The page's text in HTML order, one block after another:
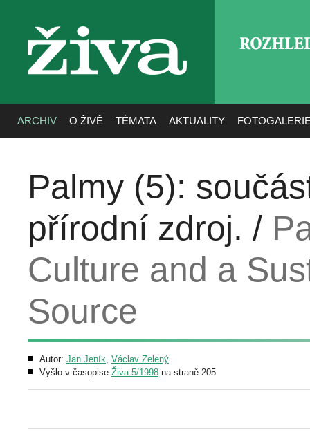
živa
ARCHIV O ŽIVĚ TÉMATA AKTUALITY
Palmy (5):
přírodní zdroj. /
Culture and a
Source
Autor: Jan Jeník, Václav Zelený
Vyšlo v časopise Živa 5/1998 na straně 205